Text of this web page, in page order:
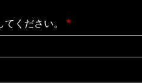
ください。